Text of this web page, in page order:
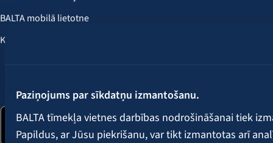
Paziņojums par sīkdatņu izmantošanu.
BALTA tīmekļa vietnes darbības nodrošināšanai tiek
Papildus, ar Jūsu piekrišanu, var tikt izmantotas arī
BALTA mobilā lietotne
Klientu labumi